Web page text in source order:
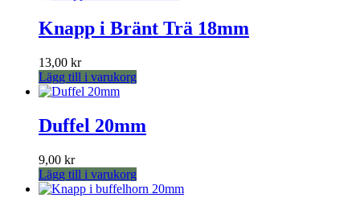
Knapp i Bränt Trä 18mm
13,00 kr
Lägg till i varukorg
Duffel 20mm
9,00 kr
Lägg till i varukorg